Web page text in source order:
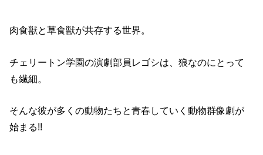
肉食獣と草食獣が共存する世界。
チェリートン学園の演劇部員レゴシは、狼なのにとって
も繊細。
そんな彼が多くの動物たちと青春していく動物群像劇が
始まる!!